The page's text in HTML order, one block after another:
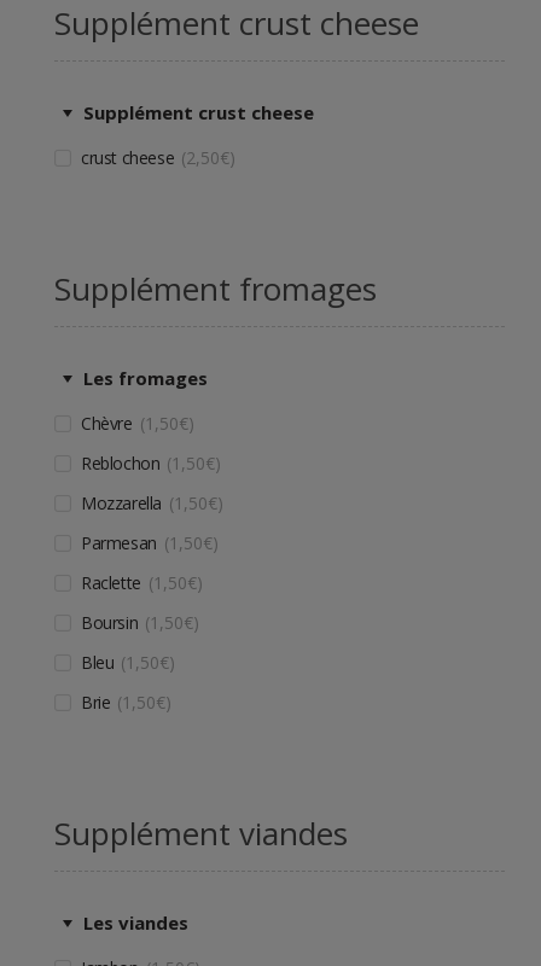
Supplément crust cheese
Supplément crust cheese
crust cheese 2,50€
Supplément fromages
Les fromages
Chèvre 1,50€
Reblochon
1,50€
Mozzarella
1,50€
Parmesan 1,50€
Raclette 1,50€
Boursin
1,50€
Bleu
1,50€
Brie
1,50€
Supplément viandes
Les viandes